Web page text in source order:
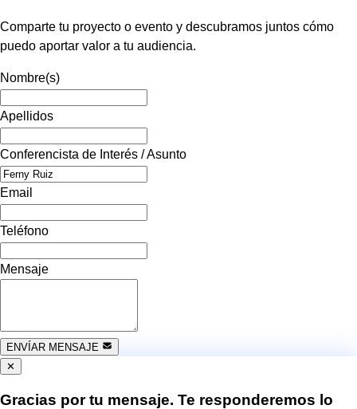
Comparte tu proyecto o evento y descubramos juntos cómo
puedo aportar valor a tu audiencia.
Nombre(s)
Apellidos
Conferencista de Interés / Asunto
Email
Teléfono
Mensaje
ENVÍAR MENSAJE
✕
Gracias por tu mensaje. Te responderemos lo